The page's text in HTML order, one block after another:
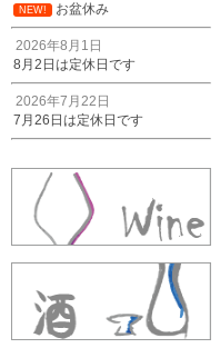
NEW! お盆休み
2026年8月1日
8月2日は定休日です
2026年7月22日
7月26日は定休日です